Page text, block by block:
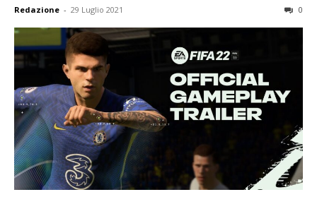
Redazione - 29 Luglio 2021 0